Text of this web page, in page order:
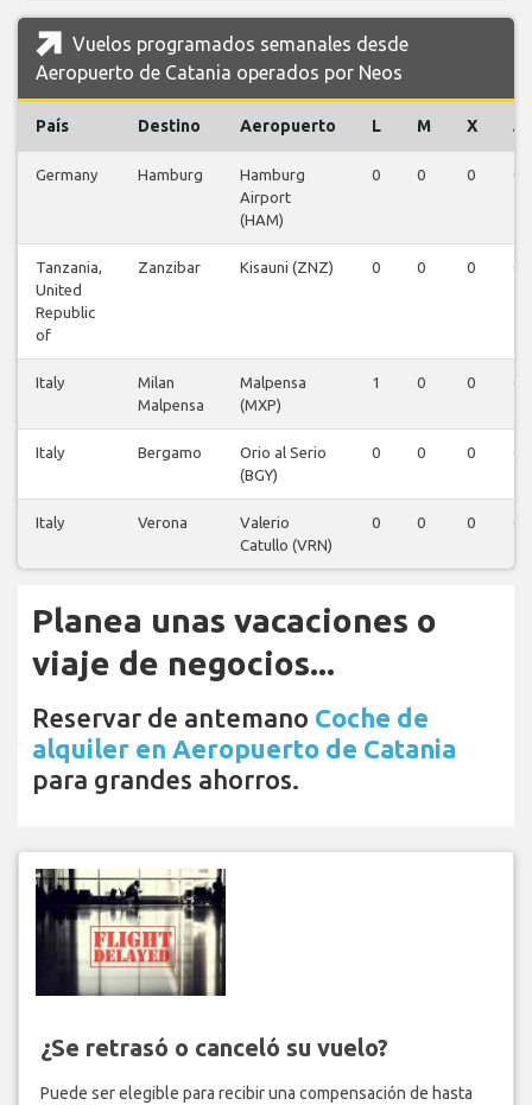
Vuelos programados semanales desde
Aeropuerto de Catania operados por Neos
País Destino Aeropuerto L M X J
Germany Hamburg
Hamburg
Airport
(HAM)
0 0 0 0
Tanzania,
United
Republic
of
Zanzibar Kisauni (ZNZ) 0 0 0 0
Italy
Milan
Malpensa
Malpensa
(MXP)
1 0 0 0
Italy Bergamo
Orio al Serio
(BGY)
0 0 0 0
Italy Verona
Valerio
Catullo (VRN)
0 0 0 0
Planea unas vacaciones o
viaje de negocios...
Reservar de antemano Coche de
alquiler en Aeropuerto de Catania
para grandes ahorros.
¿Se retrasó o canceló su vuelo?
Puede ser elegible para recibir una compensación de hasta